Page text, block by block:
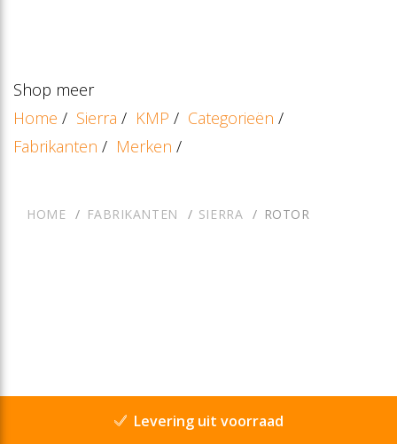
Shop meer
Home / Sierra / KMP / Categorieën /
Fabrikanten / Merken /
HOME FABRIKANTEN SIERRA ROTOR
Levering uit voorraad